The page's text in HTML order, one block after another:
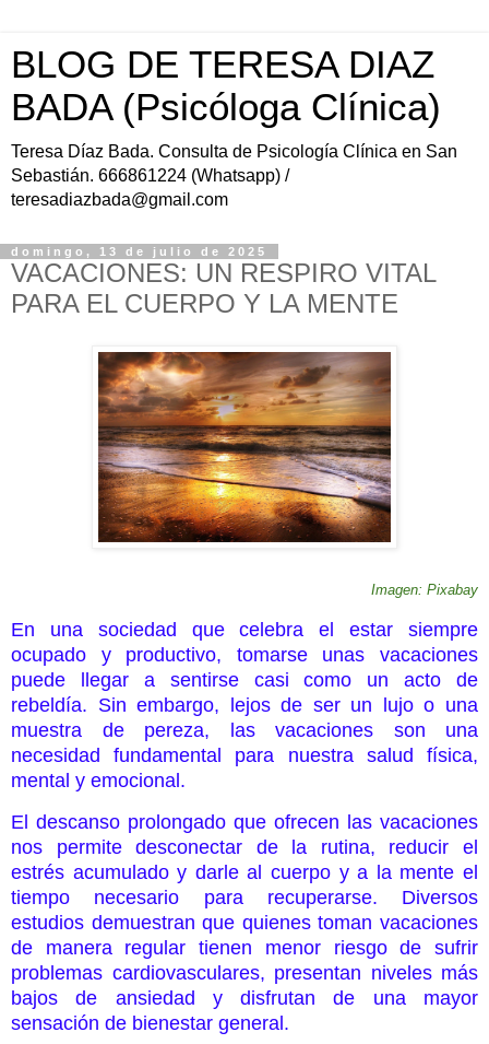
BLOG DE TERESA DIAZ
BADA (Psicóloga Clínica)
Teresa Díaz Bada. Consulta de Psicología Clínica en San
Sebastián. 666861224 (Whatsapp) /
teresadiazbada@gmail.com
domingo, 13 de julio de 2025
VACACIONES: UN RESPIRO VITAL
PARA EL CUERPO Y LA MENTE
Imagen: Pixabay
En una sociedad que celebra el estar siempre
ocupado y productivo, tomarse unas vacaciones
puede llegar a sentirse casi como un acto de
rebeldía. Sin embargo, lejos de ser un lujo o una
muestra de pereza, las vacaciones son una
necesidad fundamental para nuestra salud física,
mental y emocional.
El descanso prolongado que ofrecen las vacaciones
nos permite desconectar de la rutina, reducir el
estrés acumulado y darle al cuerpo y a la mente el
tiempo necesario para recuperarse. Diversos
estudios demuestran que quienes toman vacaciones
de manera regular tienen menor riesgo de sufrir
problemas cardiovasculares, presentan niveles más
bajos de ansiedad y disfrutan de una mayor
sensación de bienestar general.